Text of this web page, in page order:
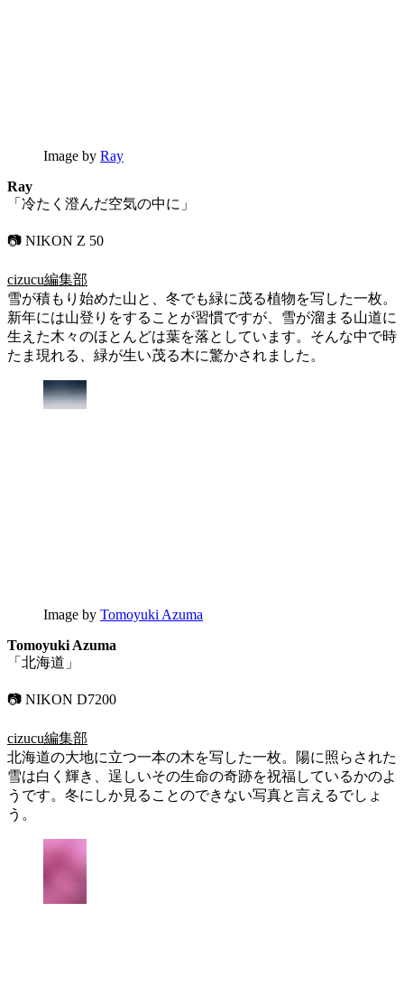
Image by Ray
Ray
「冷たく澄んだ空気の中に」
📷 NIKON Z 50
cizucu編集部
雪が積もり始めた山と、冬でも緑に茂る植物を写した一枚。
新年には山登りをすることが習慣ですが、雪が溜まる山道に
生えた木々のほとんどは葉を落としています。そんな中で時
たま現れる、緑が生い茂る木に驚かされました。
Image by Tomoyuki Azuma
Tomoyuki Azuma
「北海道」
📷 NIKON D7200
cizucu編集部
北海道の大地に立つ一本の木を写した一枚。陽に照らされた
雪は白く輝き、逞しいその生命の奇跡を祝福しているかのよ
うです。冬にしか見ることのできない写真と言えるでしょ
う。